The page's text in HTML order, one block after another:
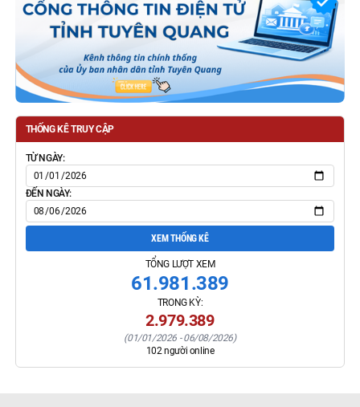
THỐNG KÊ TRUY CẬP
TỪ NGÀY:
ĐẾN NGÀY:
XEM THỐNG KÊ
TỔNG LƯỢT XEM
61.981.389
TRONG KỲ:
2.979.389
(01/01/2026 -06/08/2026)
102người online